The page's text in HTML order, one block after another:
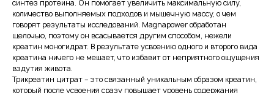
синтез протеина. Он помогает увеличить максимальную силу,
количество выполняемых подходов и мышечную массу, о чем
говорят результаты исследований. Magnapower обработан
щелочью, поэтому он всасывается другим способом, нежели
креатин моногидрат. В результате усвоению одного и второго вида
креатина ничего не мешает, что избавит от неприятного ощущения
вздутия живота.
Трикреатин цитрат – это связанный уникальным образом креатин,
который после усвоения сразу повышает уровень содержания